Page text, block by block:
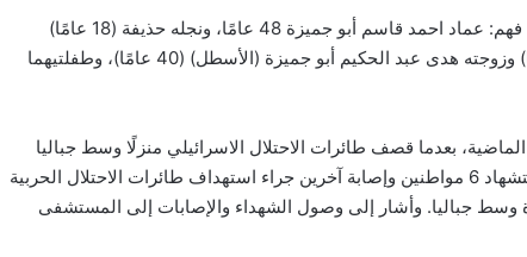
أما الشهداء في قصف منزل عائلة أبو جميزة، فهم: عماد احمد قاسم أبو جميزة 48 عامًا، ونجله حذيفة (18 عامًا)
وشقيقه منير أحمد قاسم أبو جميزة (50 عامًا) وزوجته هدى عبد الحكيم أبو جميزة (الأسطل) (40 عامًا)، وطفلتيهما
الماضية، بعدما قصف طائرات الاحتلال الاسرائيلي منزلًا وسط جباليا
شمال قطاع غزة. وأفاد مصدر فلسطيني باستشهاد 6 مواطنين وإصابة آخرين جراء استهداف طائرات الاحتلال الحربية
وسط جباليا. وأشار إلى وصول الشهداء والإصابات إلى المستشفى